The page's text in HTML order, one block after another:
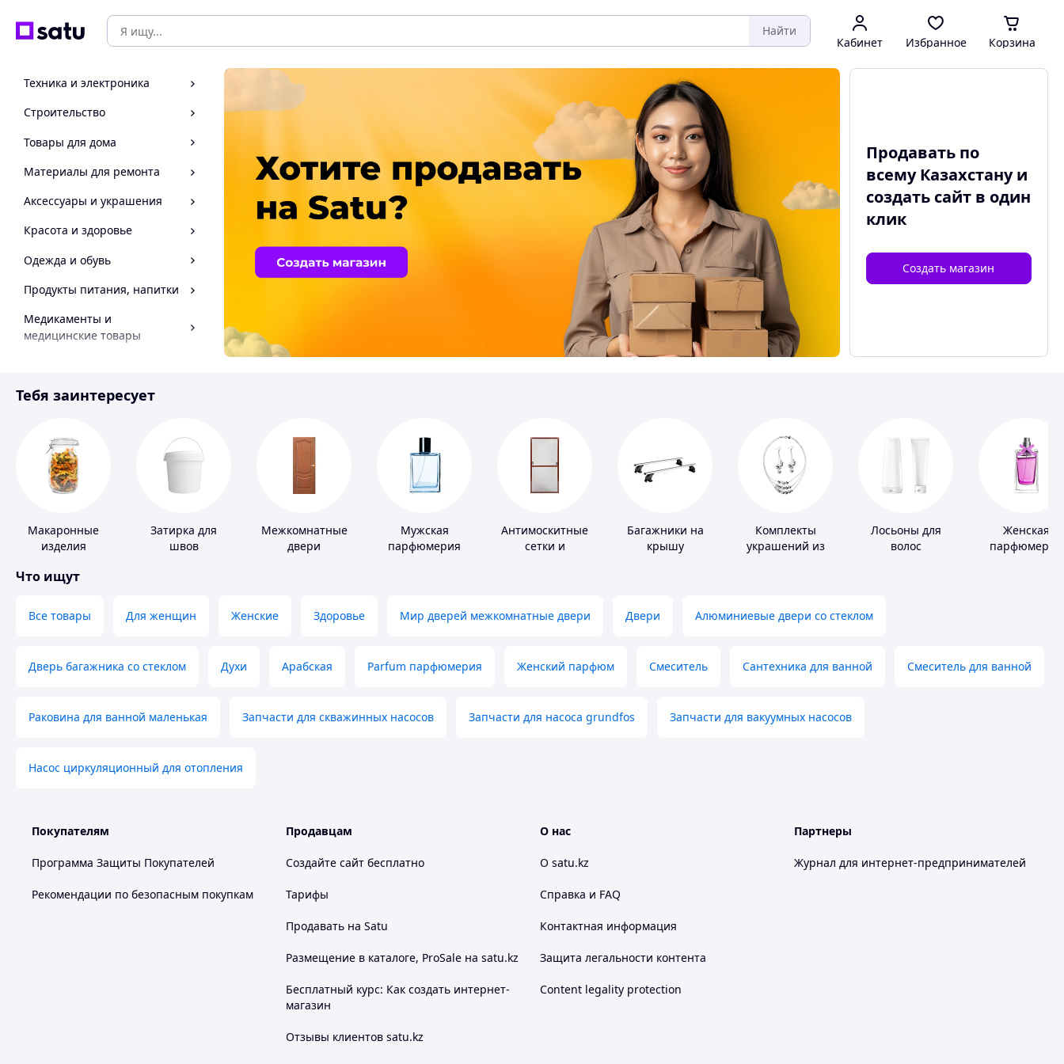
Найти
Кабинет Избранное Корзина
Техника и электроника
Строительство
Товары для дома
Материалы для ремонта
Аксессуары и украшения
Красота и здоровье
Одежда и обувь
Продукты питания, напитки
Медикаменты и
медицинские товары
Инструмент
Продавать по
всему Казахстану и
создать сайтв один
клик
Создать магазин
Тебя заинтересует
Макаронные
изделия
Затирка для
швов
Межкомнатные
двери
Мужская
парфюмерия
Антимоскитные
сетки и
Багажники на
крышу
Комплекты
украшений из
Лосьоны для
волос
Женская
парфюмерия
Что ищут
Все товары Для женщин Женские Здоровье Мир дверей межкомнатные двери Двери Алюминиевые двери со стеклом
Дверь багажника со стеклом Духи Арабская Parfum парфюмерия Женский парфюм Смеситель Сантехника для ванной Смеситель для ванной
Раковина для ванной маленькая Запчасти для скважинных насосов Запчасти для насоса grundfos Запчасти для вакуумных насосов
Насос циркуляционный для отопления
Покупателям
Программа Защиты Покупателей
Рекомендации по безопасным покупкам
Продавцам
Создайте сайт бесплатно
Тарифы
Продавать на Satu
Размещение в каталоге, ProSale на satu.kz
Бесплатный курс: Как создать интернет-
магазин
Отзывы клиентов satu.kz
О нас
О satu.kz
Справка и FAQ
Контактная информация
Защита легальности контента
Content legality protection
Партнеры
Журнал для интернет-предпринимателей